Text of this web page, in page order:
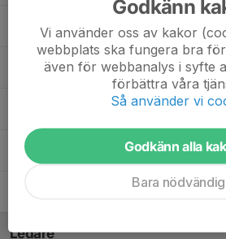
Melker Mentes
Nils Rosenberg
Valter Vestergaard
Vilhelm Östlund
Winston Jönsson
Ledare
Godkänn
Vi använder oss av kakor
webbplats ska fungera bra
även för webbanalys i syfte
förbättra våra
Så använder vi
Godkänn alla
Bara